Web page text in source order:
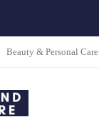
Beauty & Personal Care